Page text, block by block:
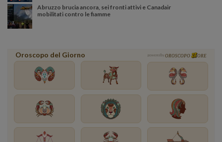
Abruzzo brucia ancora, sei fronti attivi e Canadair
mobilitati contro le fiamme
Oroscopo del Giorno powered by OROSCOPO ORE